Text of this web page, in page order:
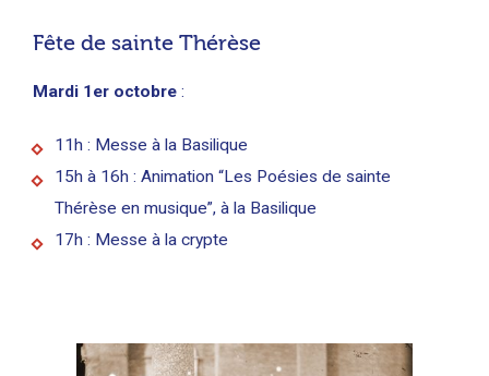
Fête de sainte Thérèse
Mardi 1er octobre :
11h : Messe à la Basilique
15h à 16h : Animation “Les Poésies de sainte
Thérèse en musique”, à la Basilique
17h : Messe à la crypte